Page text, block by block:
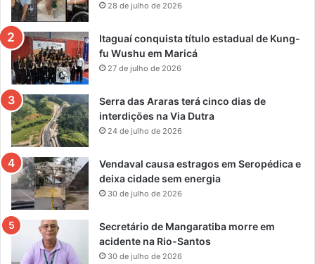
28 de julho de 2026
Itaguaí conquista título estadual de Kung-
fu Wushu em Maricá
27 de julho de 2026
Serra das Araras terá cinco dias de
interdições na Via Dutra
24 de julho de 2026
Vendaval causa estragos em Seropédica e
deixa cidade sem energia
30 de julho de 2026
Secretário de Mangaratiba morre em
acidente na Rio-Santos
30 de julho de 2026